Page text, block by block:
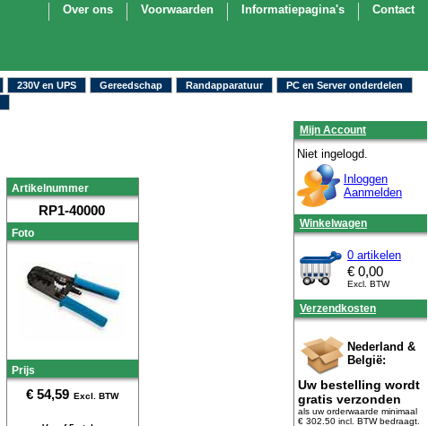
Contact
Informatiepagina's
Voorwaarden
Over ons
230V en UPS Gereedschap Randapparatuur
PC en Server onderdelen
Artikelnummer
RP1-40000
Foto
Prijs
€ 54,59 Excl. BTW
Mijn Account
Niet ingelogd.
Inloggen
Aanmelden
Winkelwagen
0 artikelen
€ 0,00
Excl. BTW
Verzendkosten
Nederland &
België:
Uw bestelling wordt
gratis verzonden
als uw orderwaarde minimaal
€ 302.50 incl. BTWbedraagt.